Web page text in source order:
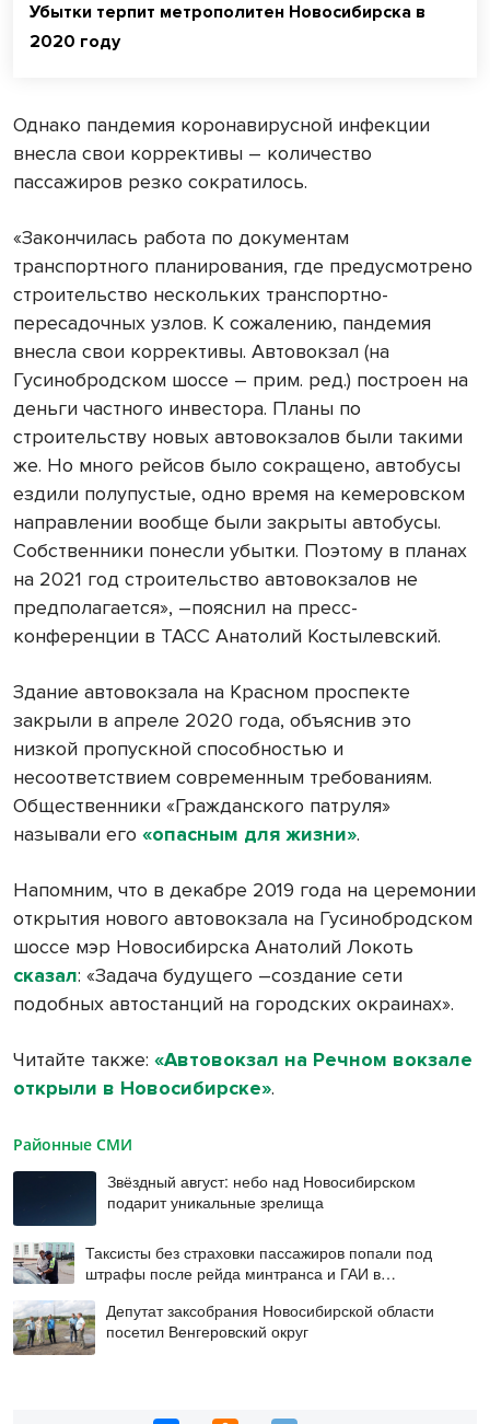
Убытки терпит метрополитен Новосибирска в
2020 году
Однако пандемия коронавирусной инфекции
внесла свои коррективы – количество
пассажиров резко сократилось.
«Закончилась работа по документам
транспортного планирования, где предусмотрено
строительство нескольких транспортно-
пересадочных узлов. К сожалению, пандемия
внесла свои коррективы. Автовокзал (на
Гусинобродском шоссе – прим. ред.) построен на
деньги частного инвестора. Планы по
строительству новых автовокзалов были такими
же. Но много рейсов было сокращено, автобусы
ездили полупустые, одно время на кемеровском
направлении вообще были закрыты автобусы.
Собственники понесли убытки. Поэтому в планах
на 2021 год строительство автовокзалов не
предполагается», –пояснил на пресс-
конференции в ТАСС Анатолий Костылевский.
Здание автовокзала на Красном проспекте
закрыли в апреле 2020 года, объяснив это
низкой пропускной способностью и
несоответствием современным требованиям.
Общественники «Гражданского патруля»
называли его «опасным для жизни».
Напомним, что в декабре 2019 года на церемонии
открытия нового автовокзала на Гусинобродском
шоссе мэр Новосибирска Анатолий Локоть
сказал: «Задача будущего –создание сети
подобных автостанций на городских окраинах».
Читайте также: «Автовокзал на Речном вокзале
открыли в Новосибирске».
Районные СМИ
Звёздный август: небо над Новосибирском
подарит уникальные зрелища
Таксисты без страховки пассажиров попали под
штрафы после рейда минтранса и ГАИ в
Депутат заксобрания Новосибирской области
посетил Венгеровский округ